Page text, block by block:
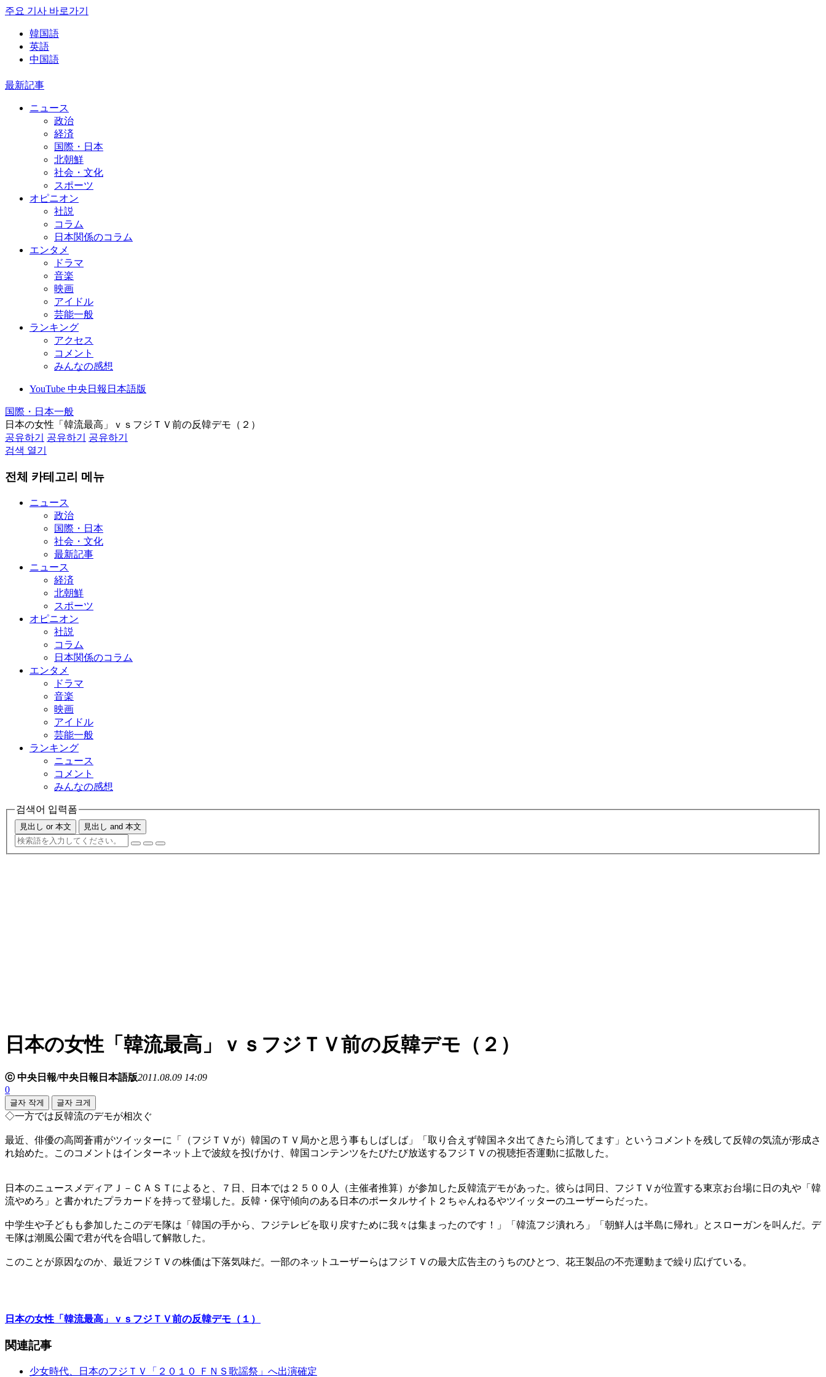
주요 기사 바로가기
韓国語
英語
中国語
最新記事
ニュース
政治
経済
国際・日本
北朝鮮
社会・文化
スポーツ
オピニオン
社説
コラム
日本関係のコラム
エンタメ
ドラマ
音楽
映画
アイドル
芸能一般
ランキング
アクセス
コメント
みんなの感想
YouTube 中央日報日本語版
国際・日本一般
日本の女性「韓流最高」ｖｓフジＴＶ前の反韓デモ（２）
공유하기
공유하기
공유하기
검색 열기
전체 카테고리 메뉴
ニュース
政治
国際・日本
社会・文化
最新記事
ニュース
経済
北朝鮮
スポーツ
オピニオン
社説
コラム
日本関係のコラム
エンタメ
ドラマ
音楽
映画
アイドル
芸能一般
ランキング
ニュース
コメント
みんなの感想
검색어 입력폼
見出し or 本文 見出し and 本文
日本の女性「韓流最高」ｖｓフジＴＶ前の反韓デモ（２）
ⓒ 中央日報/中央日報日本語版2011.08.09 14:09
0
글자 작게 글자 크게
◇一方では反韓流のデモが相次ぐ
最近、俳優の高岡蒼甫がツイッターに「（フジＴＶが）韓国のＴＶ局かと思う事もしばしば」「取り合えず韓国ネタ出てきたら消してます」というコメントを残して反韓の気流が形成さ
れ始めた。このコメントはインターネット上で波紋を投げかけ、韓国コンテンツをたびたび放送するフジＴＶの視聴拒否運動に拡散した。
日本のニュースメディアＪ－ＣＡＳＴによると、７日、日本では２５００人（主催者推算）が参加した反韓流デモがあった。彼らは同日、フジＴＶが位置する東京お台場に日の丸や「韓
流やめろ」と書かれたプラカードを持って登場した。反韓・保守傾向のある日本のポータルサイト２ちゃんねるやツイッターのユーザーらだった。
中学生や子どもも参加したこのデモ隊は「韓国の手から、フジテレビを取り戻すために我々は集まったのです！」「韓流フジ潰れろ」「朝鮮人は半島に帰れ」とスローガンを叫んだ。デ
モ隊は潮風公園で君が代を合唱して解散した。
このことが原因なのか、最近フジＴＶの株価は下落気味だ。一部のネットユーザーらはフジＴＶの最大広告主のうちのひとつ、花王製品の不売運動まで繰り広げている。
日本の女性「韓流最高」ｖｓフジＴＶ前の反韓デモ（１）
関連記事
少女時代、日本のフジＴＶ「２０１０ ＦＮＳ歌謡祭」へ出演確定